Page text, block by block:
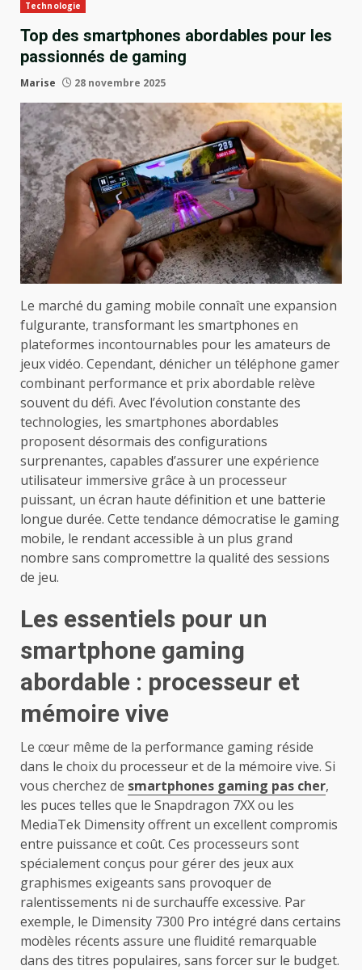
Technologie
Top des smartphones abordables pour les
passionnés de gaming
Marise 28 novembre 2025
Le marché du gaming mobile connaît une expansion
fulgurante, transformant les smartphones en
plateformes incontournables pour les amateurs de
jeux vidéo. Cependant, dénicher un téléphone gamer
combinant performance et prix abordable relève
souvent du défi. Avec l’évolution constante des
technologies, les smartphones abordables
proposent désormais des configurations
surprenantes, capables d’assurer une expérience
utilisateur immersive grâce à un processeur
puissant, un écran haute définition et une batterie
longue durée. Cette tendance démocratise le gaming
mobile, le rendant accessible à un plus grand
nombre sans compromettre la qualité des sessions
de jeu.
Les essentiels pour un
smartphone gaming
abordable : processeur et
mémoire vive
Le cœur même de la performance gaming réside
dans le choix du processeur et de la mémoire vive. Si
vous cherchez de smartphones gaming pas cher,
les puces telles que le Snapdragon 7XX ou les
MediaTek Dimensity offrent un excellent compromis
entre puissance et coût. Ces processeurs sont
spécialement conçus pour gérer des jeux aux
graphismes exigeants sans provoquer de
ralentissements ni de surchauffe excessive. Par
exemple, le Dimensity 7300 Pro intégré dans certains
modèles récents assure une fluidité remarquable
dans des titres populaires, sans forcer sur le budget.